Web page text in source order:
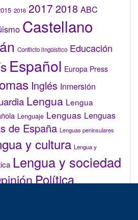
2016 2017 2018 ABC
Castellano
Conflicto lingüístico Educación
Español Europa Press
Inglés Inmersión
Lengua Lengua
Lenguaje Lenguas Lenguas
de España Lenguas peninsulares
y cultura Lengua y
Lengua y sociedad
Política